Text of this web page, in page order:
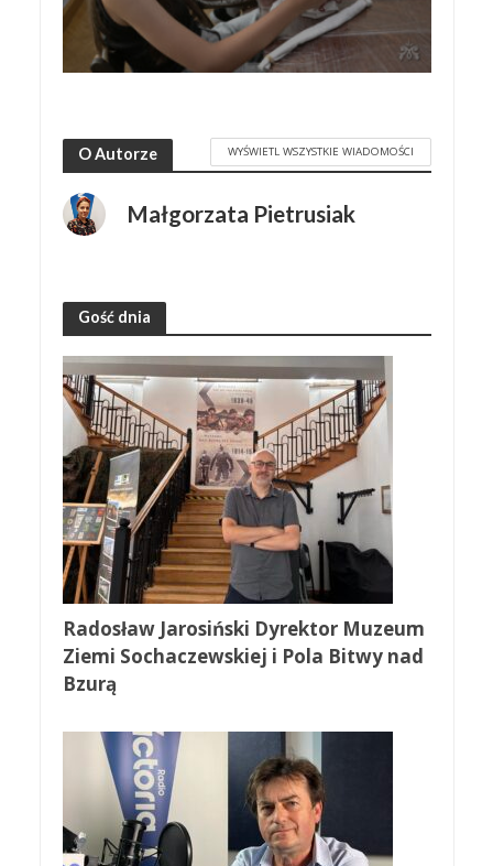
O Autorze WYŚWIETL WSZYSTKIE WIADOMOŚCI
Małgorzata Pietrusiak
Gość dnia
Radosław Jarosiński Dyrektor Muzeum
Ziemi Sochaczewskiej i Pola Bitwy nad
Bzurą